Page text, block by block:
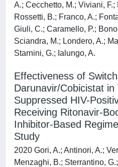
A.; Cecchetto, M.; Viviani,
Rossetti, B.; Franco, A.;
Giuli, C.; Caramello, P.;
Sciandra, M.; Londero, A.;
Starnini, G.; Ialungo, A.
Effectiveness of
Darunavir/Cobicistat in
Suppressed HIV-
Receiving Ritonavir-
Inhibitor-Based
Study
2020 Gori, A.; Antinori, A.;
Menzaghi, B.; Sterrantino,